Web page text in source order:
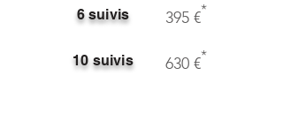
6 suivis 395 €*
10 suivis 630 €*